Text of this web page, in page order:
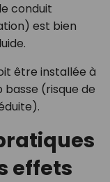
conduit
est bien
être installée à
(risque de
effets